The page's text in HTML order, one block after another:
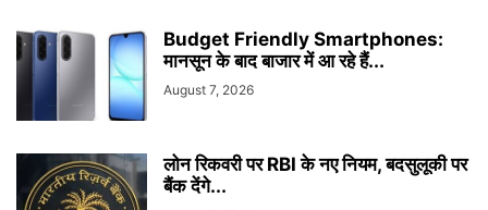
Budget Friendly Smartphones:
मानसून के बाद बाजार में आ रहे हैं...
August 7, 2026
लोन रिकवरी पर RBI के नए नियम, बदसुलूकी पर
बैंक देंगे...